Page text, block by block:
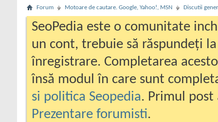
Forum Motoare de cautare. Google, Yahoo!, MSN Discutii
SeoPedia este o comunitate
un cont, trebuie să răspundeți
înregistrare. Completarea
însă modul în care sunt
si politica Seopedia. Primul
Prezentare forumisti.